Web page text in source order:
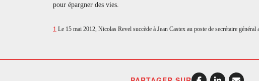
pour épargner des vies.
1 Le 15 mai 2012, Nicolas Revel succède à Jean Castex au poste de secrétaire